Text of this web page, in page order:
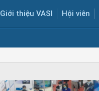
Giới thiệu VASI Hội viên